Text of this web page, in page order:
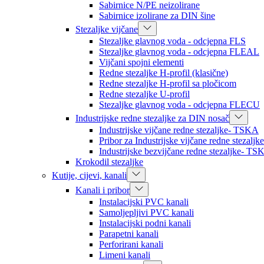
Sabirnice N/PE neizolirane
Sabirnice izolirane za DIN šine
Stezaljke vijčane
Stezaljke glavnog voda - odcjepna FLS
Stezaljke glavnog voda - odcjepna FLEAL
Vijčani spojni elementi
Redne stezaljke H-profil (klasične)
Redne stezaljke H-profil sa pločicom
Redne stezaljke U-profil
Stezaljke glavnog voda - odcjepna FLECU
Industrijske redne stezaljke za DIN nosač
Industrijske vijčane redne stezaljke- TSKA
Pribor za Industrijske vijčane redne
Industrijske bezvijčane redne stezaljke-
Krokodil stezaljke
Kutije, cijevi, kanali
Kanali i pribor
Instalacijski PVC kanali
Samoljepljivi PVC kanali
Instalacijski podni kanali
Parapetni kanali
Perforirani kanali
Limeni kanali